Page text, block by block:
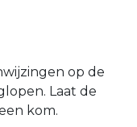
op de
Laat de
kom.